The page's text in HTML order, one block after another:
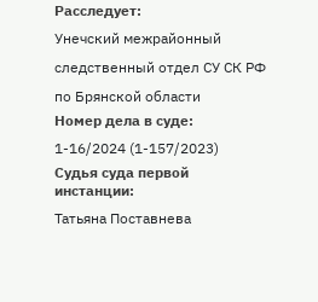
Расследует:
Унечский межрайонный
следственный отдел СУ СК РФ
по Брянской области
Номер дела в суде:
1-16/2024 (1-157/2023)
Судья суда первой
инстанции:
Татьяна Поставнева